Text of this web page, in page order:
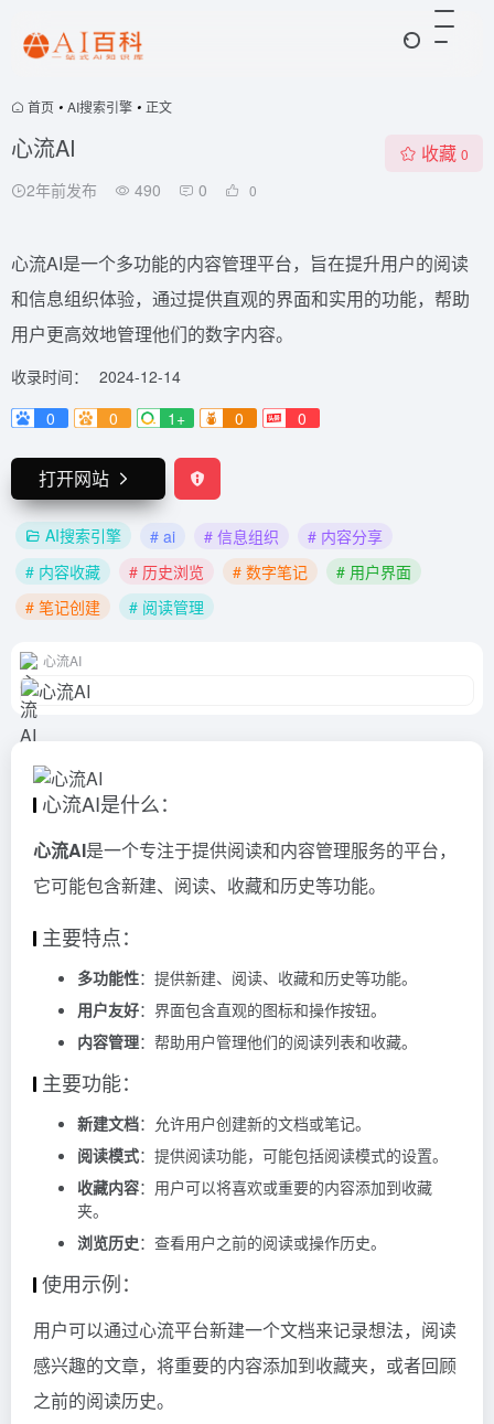
首页 • AI搜索引擎 • 正文
心流AI
2年前发布 490 0 0
收藏 0
心流AI是一个多功能的内容管理平台，旨在提升用户的阅读
和信息组织体验，通过提供直观的界面和实用的功能，帮助
用户更高效地管理他们的数字内容。
收录时间：
2024-12-14
0
0 1+ 0 0
打开网站
AI搜索引擎 # ai # 信息组织
# 内容分享
# 内容收藏
# 历史浏览 # 数字笔记
# 用户界面
# 笔记创建
# 阅读管理
心流AI
心流AI是什么：
心流AI是一个专注于提供阅读和内容管理服务的平台，
它可能包含新建、阅读、收藏和历史等功能。
主要特点：
多功能性：提供新建、阅读、收藏和历史等功能。
用户友好：界面包含直观的图标和操作按钮。
内容管理：帮助用户管理他们的阅读列表和收藏。
主要功能：
新建文档：允许用户创建新的文档或笔记。
阅读模式：提供阅读功能，可能包括阅读模式的设置。
收藏内容：用户可以将喜欢或重要的内容添加到收藏
夹。
浏览历史：查看用户之前的阅读或操作历史。
使用示例：
用户可以通过心流平台新建一个文档来记录想法，阅读
感兴趣的文章，将重要的内容添加到收藏夹，或者回顾
之前的阅读历史。